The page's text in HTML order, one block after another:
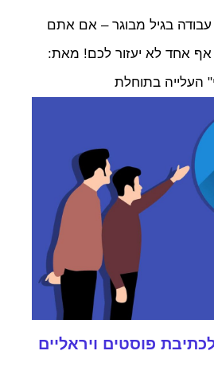
עבודה בגיל מבוגר – אם אתם
אחד לא יעזור לכם! מאת:
העלייה בתוחלת
פוסטים ויראליים